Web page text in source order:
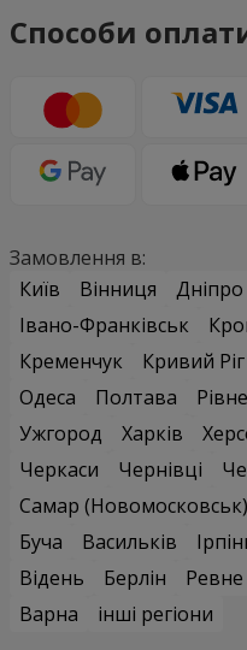
Способи
Замовлення в:
Київ
Вінниця Дніпро
Івано-Франківськ
Кременчук
Кривий Ріг
Одеса
Полтава Рівне
Ужгород
Харків
Черкаси
Чернівці
Самар (Новомосковськ)
Буча
Васильків
Відень
Берлін Ревне
Варна
інші регіони